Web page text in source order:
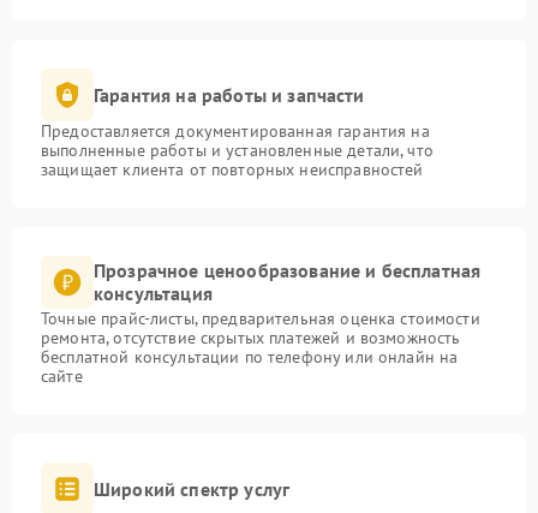
Гарантия на работы и запчасти
Предоставляется документированная гарантия на
выполненные работы и установленные детали, что
защищает клиента от повторных неисправностей
Прозрачное ценообразование и бесплатная
консультация
Точные прайс-листы, предварительная оценка стоимости
ремонта, отсутствие скрытых платежей и возможность
бесплатной консультации по телефону или онлайн на
сайте
Широкий спектр услуг